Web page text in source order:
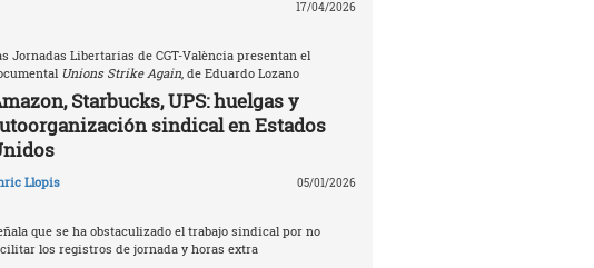
17/04/2026
Jornadas Libertarias de CGT-València presentan el
Unions Strike Again, de Eduardo Lozano
Starbucks, UPS: huelgas y
sindical en Estados
Llopis 05/01/2026
que se ha obstaculizado el trabajo sindical por no
los registros de jornada y horas extra